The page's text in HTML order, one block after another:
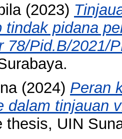
(2023)
tindak pidana
78/Pid.B/2021/
(2024) Peran
dalam tinjauan
thesis, UIN